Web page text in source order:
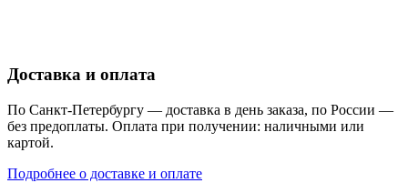
Доставка и оплата
По Санкт-Петербургу — доставка в день заказа, по России —
без предоплаты. Оплата при получении: наличными или
картой.
Подробнее о доставке и оплате